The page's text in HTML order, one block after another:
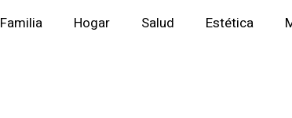
Familia Hogar Salud Estética